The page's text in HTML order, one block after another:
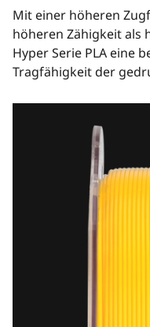
Mit einer höheren
höheren Zähigkeit als
Hyper Serie PLA eine
Tragfähigkeit der